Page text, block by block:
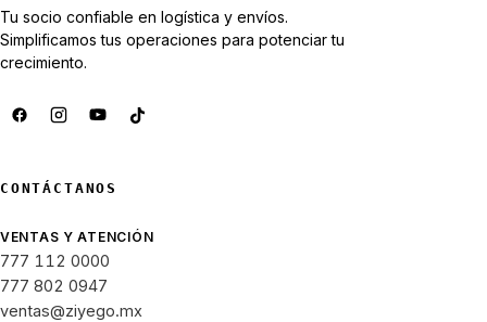
Tu socio confiable en logística y envíos.
Simplificamos tus operaciones para potenciar tu
crecimiento.
CONTÁCTANOS
VENTAS Y ATENCIÓN
777 112 0000
777 802 0947
ventas@ziyego.mx